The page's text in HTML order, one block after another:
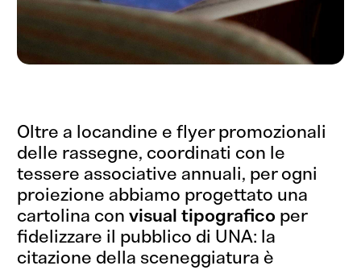
Oltre a locandine e flyer promozionali
delle rassegne, coordinati con le
tessere associative annuali, per ogni
proiezione abbiamo progettato una
cartolina convisual tipografico per
fidelizzare il pubblico di UNA: la
citazione della sceneggiatura è